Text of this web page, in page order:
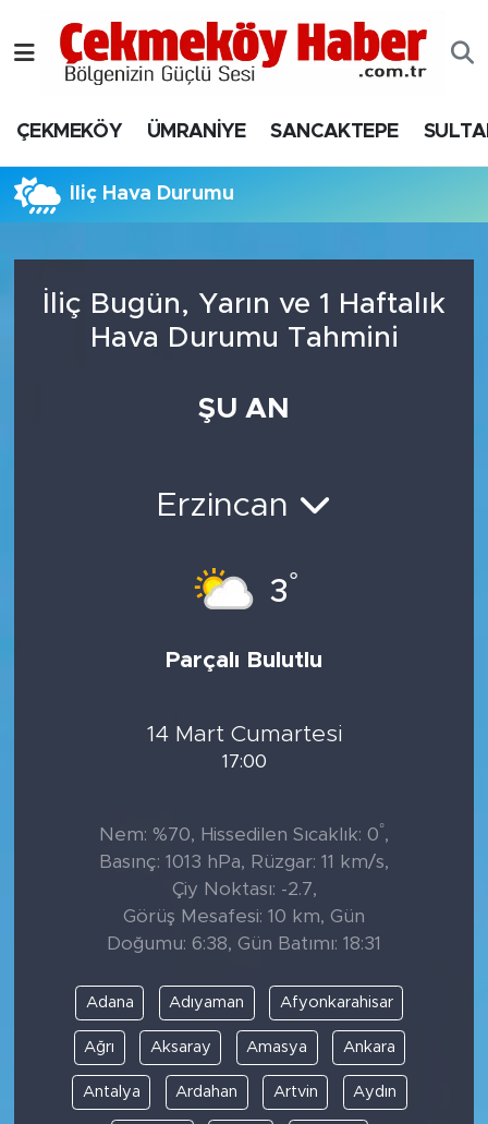
ÇEKMEKÖY ÜMRANİYE SANCAKTEPE
İliç Hava Durumu
İliç Bugün, Yarın ve 1 Haftalık
Hava Durumu Tahmini
ŞU AN
Erzincan
3°
Parçalı Bulutlu
14 Mart Cumartesi
17:00
Nem: %70, Hissedilen Sıcaklık: 0°,
Basınç: 1013 hPa, Rüzgar: 11 km/s,
Çiy Noktası: -2.7,
Görüş Mesafesi: 10 km, Gün
Doğumu: 6:38, Gün Batımı: 18:31
Adana Adıyaman Afyonkarahisar
Ağrı Aksaray Amasya Ankara
Antalya Ardahan Artvin Aydın
Nöbetçi Eczaneler
Hava Durumu
Namaz Vakitleri
Süper Lig Puan Durumu ve Fikstür
Son Dakika Haberleri